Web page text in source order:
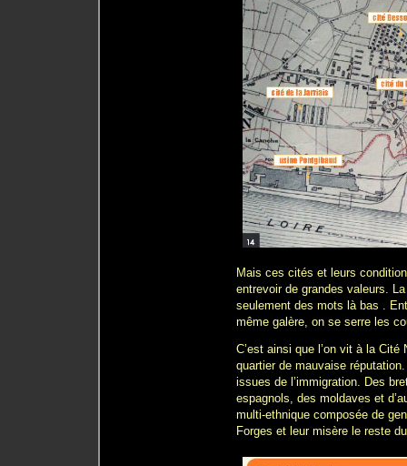
Mais ces cités et leurs
entrevoir de grandes valeurs.
seulement des mots là bas .
même galère, on se serre les
C’est ainsi que l’on vit à la Cité
quartier de mauvaise
issues de l’immigration. Des
espagnols, des moldaves et
multi-ethnique composée de
Forges et leur misère le reste